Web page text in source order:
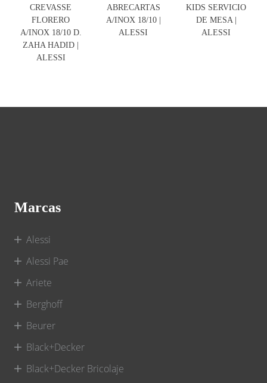
CREVASSE
FLORERO
A/INOX 18/10 D.
ZAHA HADID |
ALESSI
ABRECARTAS
A/INOX 18/10 |
ALESSI
KIDS SERVICIO
DE MESA |
ALESSI
Marcas
Alessi
Alessi Pae
Ariete
Berghoff
Beurer
Black+Decker
Black+Decker Bricolaje